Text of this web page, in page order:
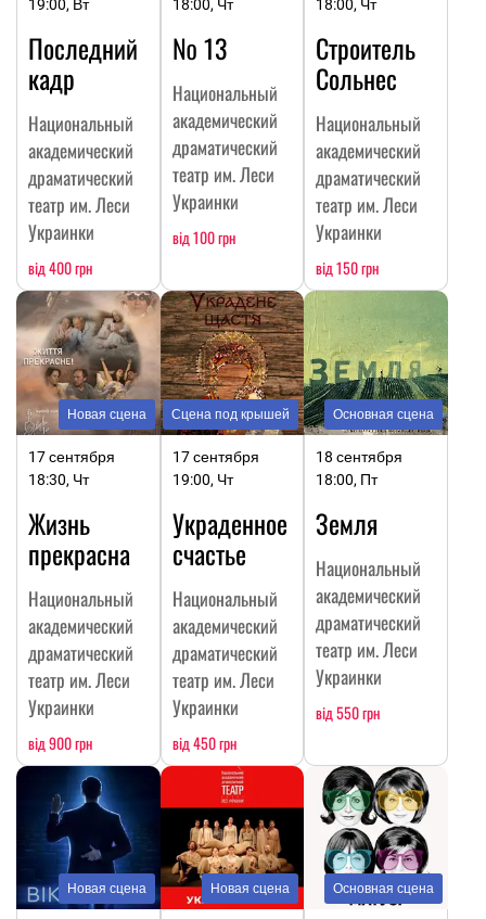
19:00, Вт
Последний
кадр
Национальный
академический
драматический
театр им. Леси
Украинки
від 400 грн
18:00, Чт
№ 13
Национальный
академический
драматический
театр им. Леси
Украинки
від 100 грн
18:00, Чт
Строитель
Сольнес
Национальный
академический
драматический
театр им. Леси
Украинки
від 150 грн
Новая сцена
17 сентября
18:30, Чт
Жизнь
прекрасна
Национальный
академический
драматический
театр им. Леси
Украинки
від 900 грн
Сцена под крышей
17 сентября
19:00, Чт
Украденное
счастье
Национальный
академический
драматический
театр им. Леси
Украинки
від 450 грн
Основная сцена
18 сентября
18:00, Пт
Земля
Национальный
академический
драматический
театр им. Леси
Украинки
від 550 грн
Новая сцена Новая сцена Основная сцена